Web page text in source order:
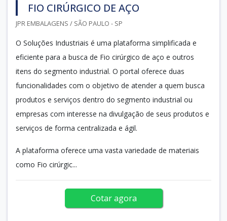
FIO CIRÚRGICO DE AÇO
JPR EMBALAGENS / SÃO PAULO - SP
O Soluções Industriais é uma plataforma simplificada e
eficiente para a busca de Fio cirúrgico de aço e outros
itens do segmento industrial. O portal oferece duas
funcionalidades com o objetivo de atender a quem busca
produtos e serviços dentro do segmento industrial ou
empresas com interesse na divulgação de seus produtos e
serviços de forma centralizada e ágil.
A plataforma oferece uma vasta variedade de materiais
como Fio cirúrgic...
Cotar agora